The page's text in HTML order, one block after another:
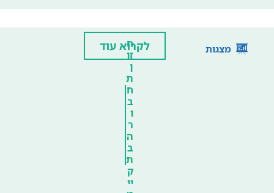
מצגות
ח
זו
ן
ת
ח
ב
ו
ר
ה
ב
ת
ק
יי
לקרוא עוד